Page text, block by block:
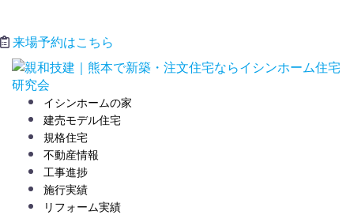
来場予約はこちら
イシンホームの家
建売モデル住宅
規格住宅
不動産情報
工事進捗
施行実績
リフォーム実績